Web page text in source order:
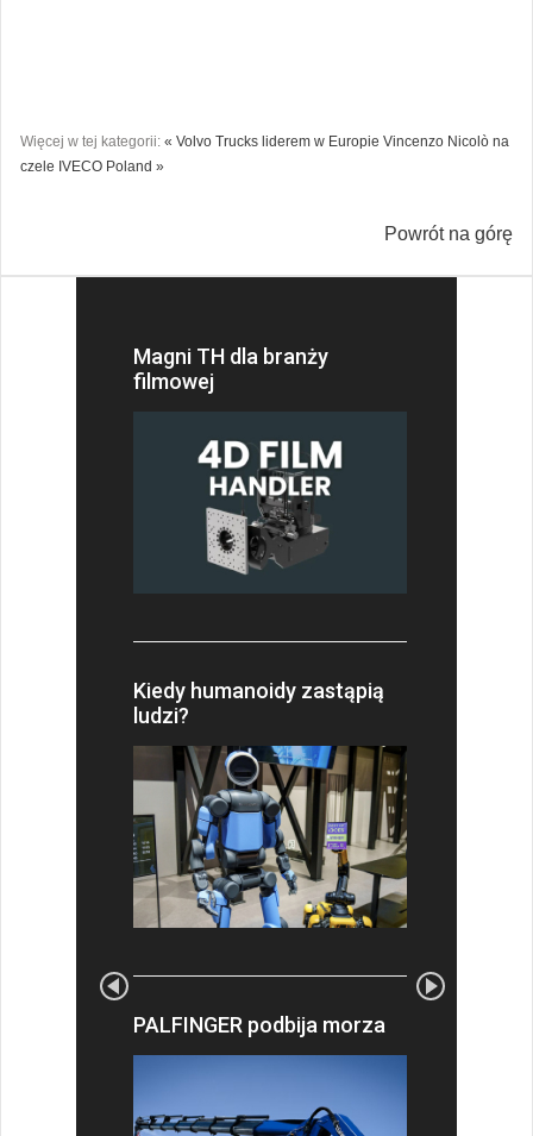
Więcej w tej kategorii: « Volvo Trucks liderem w Europie Vincenzo Nicolò na
czele IVECO Poland »
Powrót na górę
Magni TH dla branży
filmowej
Kiedy humanoidy zastąpią
ludzi?
PALFINGER podbija morza